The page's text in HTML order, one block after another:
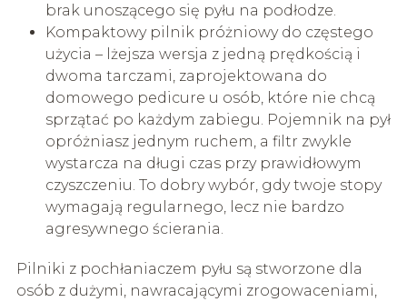
brak unoszącego się pyłu na podłodze.
Kompaktowy pilnik próżniowy do częstego
użycia – lżejsza wersja z jedną prędkością i
dwoma tarczami, zaprojektowana do
domowego pedicure u osób, które nie chcą
sprzątać po każdym zabiegu. Pojemnik na pył
opróżniasz jednym ruchem, a filtr zwykle
wystarcza na długi czas przy prawidłowym
czyszczeniu. To dobry wybór, gdy twoje stopy
wymagają regularnego, lecz nie bardzo
agresywnego ścierania.
Pilniki z pochłaniaczem pyłu są stworzone dla
osób z dużymi, nawracającymi zrogowaceniami,